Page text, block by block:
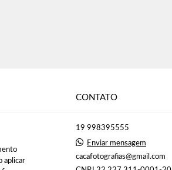
aplicar
CONTATO
19 998395555
Enviar mensagem
cacafotografias@gmail.com